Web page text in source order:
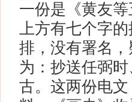
一份是《黄友
上方有七个字
排，没有署名
为：抄送任弼
古。这两份电